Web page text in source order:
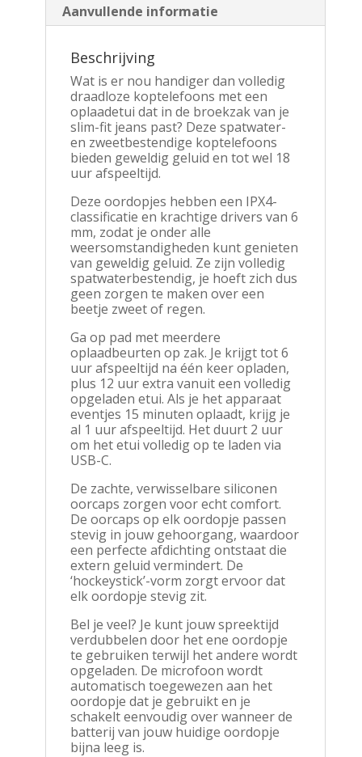
Aanvullende informatie
Beschrijving
Wat is er nou handiger dan volledig
draadloze koptelefoons met een
oplaadetui dat in de broekzak van je
slim-fit jeans past? Deze spatwater-
en zweetbestendige koptelefoons
bieden geweldig geluid en tot wel 18
uur afspeeltijd.
Deze oordopjes hebben een IPX4-
classificatie en krachtige drivers van 6
mm, zodat je onder alle
weersomstandigheden kunt genieten
van geweldig geluid. Ze zijn volledig
spatwaterbestendig, je hoeft zich dus
geen zorgen te maken over een
beetje zweet of regen.
Ga op pad met meerdere
oplaadbeurten op zak. Je krijgt tot 6
uur afspeeltijd na één keer opladen,
plus 12 uur extra vanuit een volledig
opgeladen etui. Als je het apparaat
eventjes 15 minuten oplaadt, krijg je
al 1 uur afspeeltijd. Het duurt 2 uur
om het etui volledig op te laden via
USB-C.
De zachte, verwisselbare siliconen
oorcaps zorgen voor echt comfort.
De oorcaps op elk oordopje passen
stevig in jouw gehoorgang, waardoor
een perfecte afdichting ontstaat die
extern geluid vermindert. De
‘hockeystick’-vorm zorgt ervoor dat
elk oordopje stevig zit.
Bel je veel? Je kunt jouw spreektijd
verdubbelen door het ene oordopje
te gebruiken terwijl het andere wordt
opgeladen. De microfoon wordt
automatisch toegewezen aan het
oordopje dat je gebruikt en je
schakelt eenvoudig over wanneer de
batterij van jouw huidige oordopje
bijna leeg is.